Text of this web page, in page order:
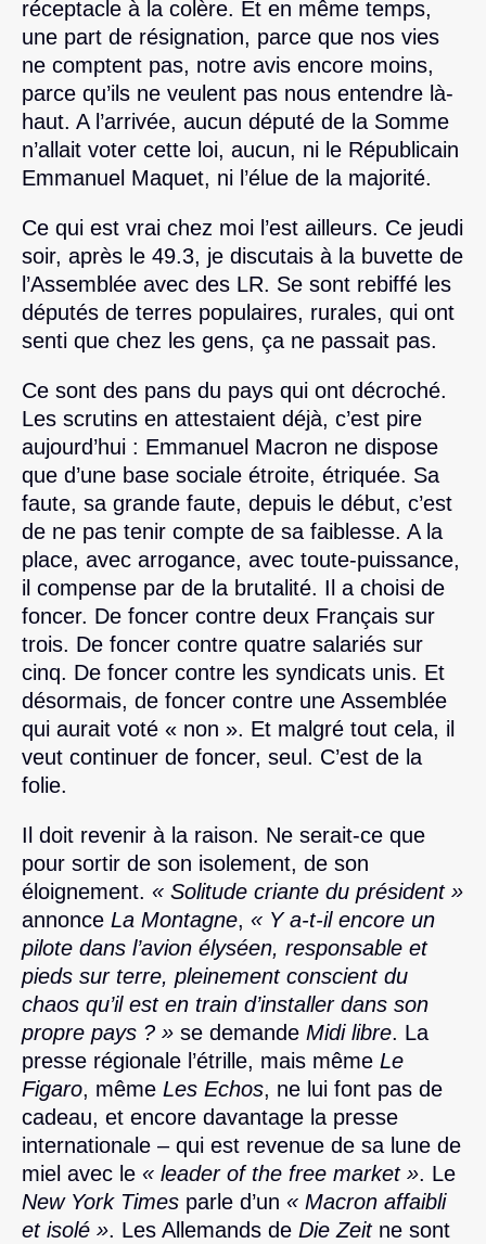
réceptacle à la colère. Et en même temps,
une part de résignation, parce que nos vies
ne comptent pas, notre avis encore moins,
parce qu’ils ne veulent pas nous entendre là-
haut. A l’arrivée, aucun député de la Somme
n’allait voter cette loi, aucun, ni le Républicain
Emmanuel Maquet, ni l’élue de la majorité.
Ce qui est vrai chez moi l’est ailleurs. Ce jeudi
soir, après le 49.3, je discutais à la buvette de
l’Assemblée avec des LR. Se sont rebiffé les
députés de terres populaires, rurales, qui ont
senti que chez les gens, ça ne passait pas.
Ce sont des pans du pays qui ont décroché.
Les scrutins en attestaient déjà, c’est pire
aujourd’hui : Emmanuel Macron ne dispose
que d’une base sociale étroite, étriquée. Sa
faute, sa grande faute, depuis le début, c’est
de ne pas tenir compte de sa faiblesse. A la
place, avec arrogance, avec toute-puissance,
il compense par de la brutalité. Il a choisi de
foncer. De foncer contre deux Français sur
trois. De foncer contre quatre salariés sur
cinq. De foncer contre les syndicats unis. Et
désormais, de foncer contre une Assemblée
qui aurait voté « non ». Et malgré tout cela, il
veut continuer de foncer, seul. C’est de la
folie.
Il doit revenir à la raison. Ne serait-ce que
pour sortir de son isolement, de son
éloignement. « Solitude criante du président »
annonce La Montagne, « Y a-t-il encore un
pilote dans l’avion élyséen, responsable et
pieds sur terre, pleinement conscient du
chaos qu’il est en train d’installer dans son
propre pays ? » se demande Midi libre. La
presse régionale l’étrille, mais même Le
Figaro, même Les Echos, ne lui font pas de
cadeau, et encore davantage la presse
internationale – qui est revenue de sa lune de
miel avec le « leader of the free market ». Le
New York Times parle d’un « Macron affaibli
et isolé ». Les Allemands de Die Zeitne sont